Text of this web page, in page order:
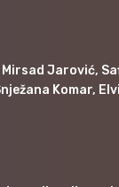
Mirsad Jarović,
Komar,